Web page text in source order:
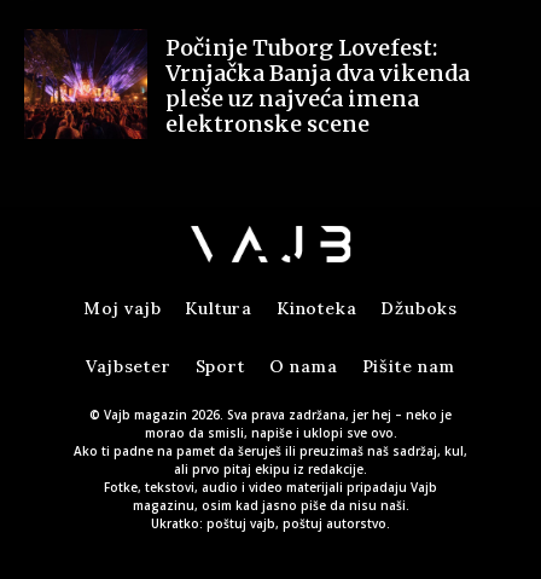
Počinje Tuborg Lovefest:
Vrnjačka Banja dva vikenda
pleše uz najveća imena
elektronske scene
Moj vajb Kultura Kinoteka Džuboks
Vajbseter Sport O nama Pišite nam
© Vajb magazin 2026. Sva prava zadržana, jer hej – neko je
morao da smisli, napiše i uklopi sve ovo.
Ako ti padne na pamet da šeruješ ili preuzimaš naš sadržaj, kul,
ali prvo pitaj ekipu iz redakcije.
Fotke, tekstovi, audio i video materijali pripadaju Vajb
magazinu, osim kad jasno piše da nisu naši.
Ukratko: poštuj vajb, poštuj autorstvo.